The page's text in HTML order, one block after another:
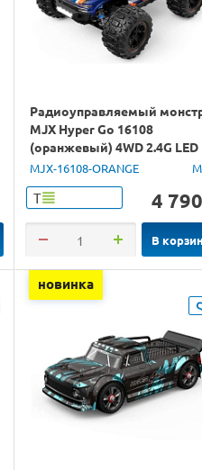
Радиоуправляемый
MJX Hyper Go 16108
(оранжевый) 4WD 2.4G LED
1/16 RTR
MJX-16108-ORANGE
Т 4 790
В
новинка